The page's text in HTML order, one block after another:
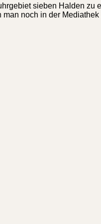
sieben Halden zu
man noch in der